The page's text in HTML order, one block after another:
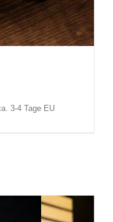
Vol.
3-4 Tage EU